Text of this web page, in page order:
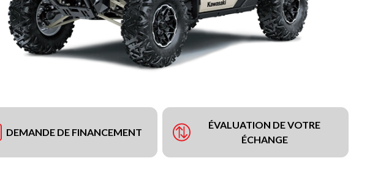
DEMANDE DE FINANCEMENT
ÉVALUATION DE VOTRE
ÉCHANGE